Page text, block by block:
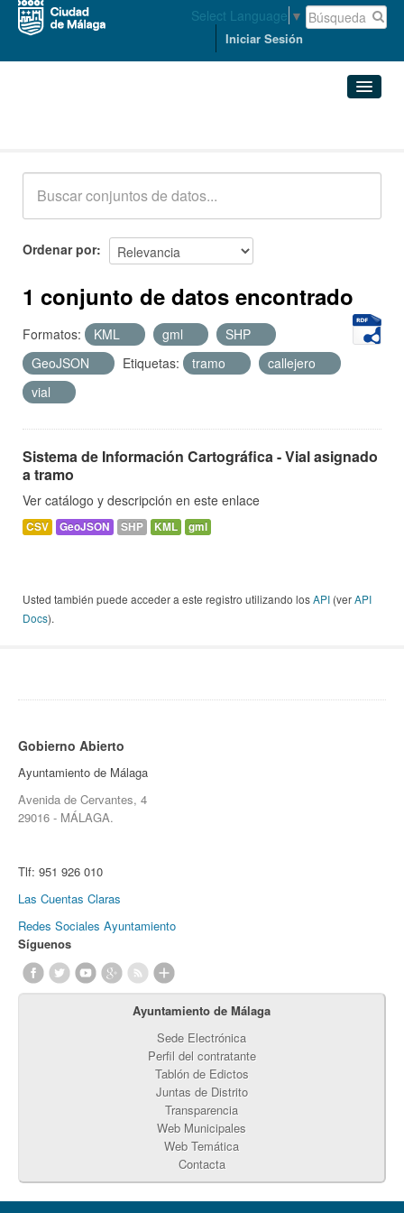
Select Language ▼
Iniciar Sesión
Acerca de
Ordenar por
1 conjunto de datos encontrado
Formatos: KML gml
SHP
GeoJSON
Etiquetas: tramo
callejero
vial
Sistema de Información Cartográfica - Vial asignado
a tramo
Ver catálogo y descripción en este enlace
CSV GeoJSON SHP KML gml
Usted también puede acceder a este registro utilizando losAPI (verAPI
Docs).
Gobierno Abierto
Ayuntamiento de Málaga
Avenida de Cervantes, 4
29016 - MÁLAGA.
Tlf: 951 926 010
Las Cuentas Claras
Redes Sociales Ayuntamiento
Síguenos
Ayuntamiento de Málaga
Sede Electrónica
Perfil del contratante
Tablón de Edictos
Juntas de Distrito
Transparencia
Web Municipales
Web Temática
Contacta